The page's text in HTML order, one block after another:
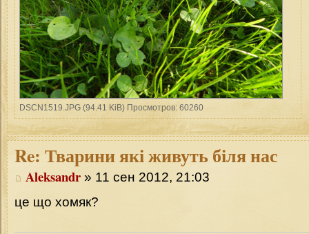
DSCN1519.JPG (94.41 KiB) Просмотров: 60260
Re: Тварини які живуть біля нас
Aleksandr » 11 сен 2012, 21:03
це що хомяк?